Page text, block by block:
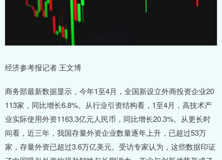
经济参考报记者 王文博
商务部最新数据显示，今年1至4月，全国新设立外商投资企业20
113家，同比增长6.8%。从行业引资结构看，1至4月，高技术产
业实际使用外资1163.3亿元人民币，同比增长20.3%。从更长时
间看，近三年，我国存量外资企业数量逐年上升，已超过53万
家，存量外资已超过3.6万亿美元。受访专家认为，这些数据印证